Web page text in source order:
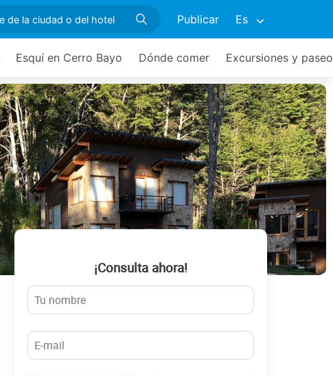
Publicar Es
Esquí en Cerro Bayo Dónde comer Excursiones y
¡Consulta ahora!